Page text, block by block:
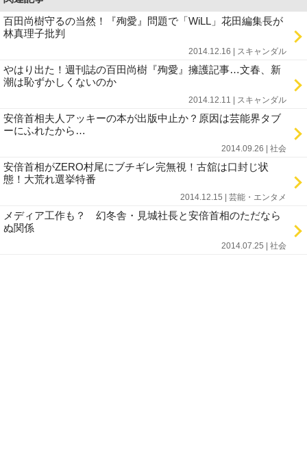
百田尚樹守るの当然！『殉愛』問題で「WiLL」花田編集長が
林真理子批判
2014.12.16 | スキャンダル
やはり出た！週刊誌の百田尚樹『殉愛』擁護記事…文春、新
潮は恥ずかしくないのか
2014.12.11 | スキャンダル
安倍首相夫人アッキーの本が出版中止か？原因は芸能界タブ
ーにふれたから…
2014.09.26 | 社会
安倍首相がZERO村尾にブチギレ完無視！古舘は口封じ状
態！大荒れ選挙特番
2014.12.15 | 芸能・エンタメ
メディア工作も？ 幻冬舎・見城社長と安倍首相のただなら
ぬ関係
2014.07.25 | 社会